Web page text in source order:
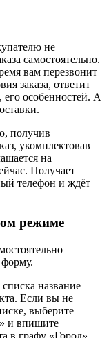
не
самостоятельно.
вам перезвонит
заказа, ответит
его особенностей. А
получив
укомплектовав
на
Получает
телефон и ждёт
режиме
название
Если вы не
выберите
и впишите
в графу «Город».